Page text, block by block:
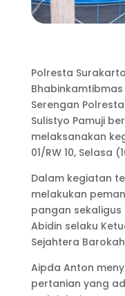
Polresta
Serengan
Sulistyo Pamuji
melaksanakan
01/RW 10, Selasa
Dalam kegiatan
melakukan
pangan sekaligus
Abidin selaku
Sejahtera
Aipda Anton
pertanian yang